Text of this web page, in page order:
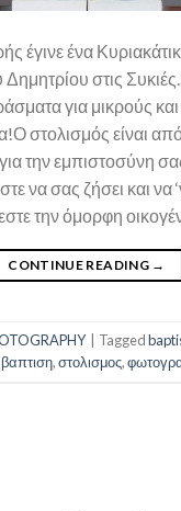
έγινε ένα
στις
για μικρούς
στολισμός είναι
την εμπιστοσύνη
να σας ζήσει και να
την όμορφη
CONTINUE READING →
Tagged
βαπτιση,στολισμος,